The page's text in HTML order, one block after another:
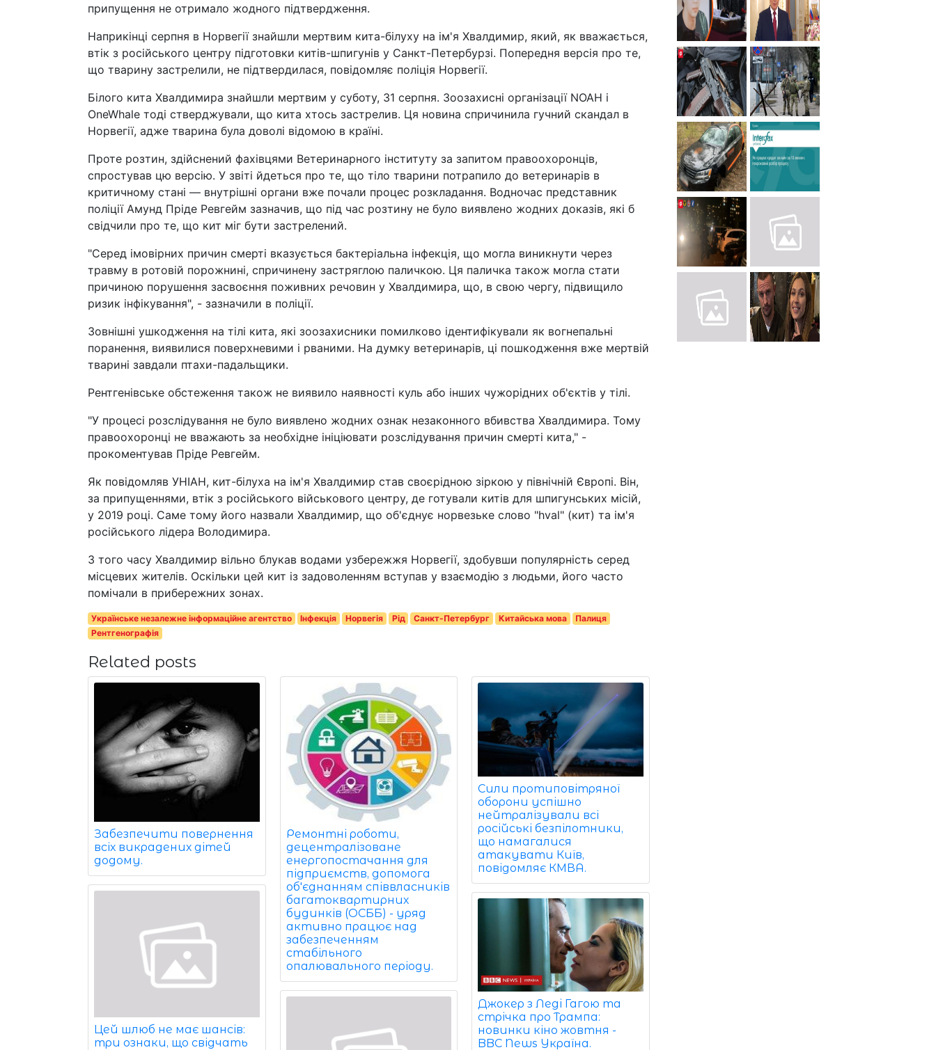
припущення не отримало жодного підтвердження.
Наприкінці серпня в Норвегії знайшли мертвим кита-білуху на ім'я Хвалдимир, який, як вважається,
втік з російського центру підготовки китів-шпигунів у Санкт-Петербурзі. Попередня версія про те,
що тварину застрелили, не підтвердилася, повідомляє поліція Норвегії.
Білого кита Хвалдимира знайшли мертвим у суботу, 31 серпня. Зоозахисні організації NOAH і
OneWhale тоді стверджували, що кита хтось застрелив. Ця новина спричинила гучний скандал в
Норвегії, адже тварина була доволі відомою в країні.
Проте розтин, здійснений фахівцями Ветеринарного інституту за запитом правоохоронців,
спростував цю версію. У звіті йдеться про те, що тіло тварини потрапило до ветеринарів в
критичному стані — внутрішні органи вже почали процес розкладання. Водночас представник
поліції Амунд Пріде Ревгейм зазначив, що під час розтину не було виявлено жодних доказів, які б
свідчили про те, що кит міг бути застрелений.
"Серед імовірних причин смерті вказується бактеріальна інфекція, що могла виникнути через
травму в ротовій порожнині, спричинену застряглою паличкою. Ця паличка також могла стати
причиною порушення засвоєння поживних речовин у Хвалдимира, що, в свою чергу, підвищило
ризик інфікування", - зазначили в поліції.
Зовнішні ушкодження на тілі кита, які зоозахисники помилково ідентифікували як вогнепальні
поранення, виявилися поверхневими і рваними. На думку ветеринарів, ці пошкодження вже мертвій
тварині завдали птахи-падальщики.
Рентгенівське обстеження також не виявило наявності куль або інших чужорідних об'єктів у тілі.
"У процесі розслідування не було виявлено жодних ознак незаконного вбивства Хвалдимира. Тому
правоохоронці не вважають за необхідне ініціювати розслідування причин смерті кита," -
прокоментував Пріде Ревгейм.
Як повідомляв УНІАН, кит-білуха на ім'я Хвалдимир став своєрідною зіркою у північній Європі. Він,
за припущеннями, втік з російського військового центру, де готували китів для шпигунських місій,
у 2019 році. Саме тому його назвали Хвалдимир, що об'єднує норвезьке слово "hval" (кит) та ім'я
російського лідера Володимира.
З того часу Хвалдимир вільно блукав водами узбережжя Норвегії, здобувши популярність серед
місцевих жителів. Оскільки цей кит із задоволенням вступав у взаємодію з людьми, його часто
помічали в прибережних зонах.
Українське незалежне інформаційне агентство Інфекція Норвегія Рід Санкт-Петербург Китайська мова
Палиця
Рентгенографія
Related posts
Забезпечити повернення
всіх викрадених дітей
додому.
Цей шлюб не має шансів:
три ознаки, що свідчать
Ремонтні роботи,
децентралізоване
енергопостачання для
підприємств, допомога
об'єднанням співвласників
багатоквартирних
будинків (ОСББ) - уряд
активно працює над
забезпеченням
стабільного
опалювального періоду.
Сили протиповітряної
оборони успішно
нейтралізували всі
російські безпілотники,
що намагалися
атакувати Київ,
повідомляє КМВА.
Джокер з Леді Гагою та
стрічка про Трампа:
новинки кіно жовтня -
BBC News Україна.